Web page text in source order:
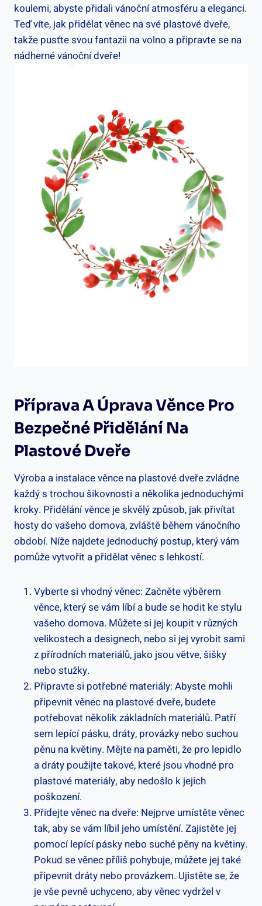
koulemi, abyste přidali vánoční atmosféru a eleganci.
Teď víte, jak přidělat věnec na své plastové dveře,
takže pusťte svou fantazii na volno a připravte se na
nádherné vánoční dveře!
Příprava A Úprava Věnce Pro
Bezpečné Přidělání Na
Plastové Dveře
Výroba a instalace věnce na plastové dveře zvládne
každý s trochou šikovnosti a několika jednoduchými
kroky. Přidělání věnce je skvělý způsob, jak přivítat
hosty do vašeho domova, zvláště během vánočního
období. Níže najdete jednoduchý postup, který vám
pomůže vytvořit a přidělat věnec s lehkostí.
Vyberte si vhodný věnec: Začněte výběrem
věnce, který se vám líbí a bude se hodit ke stylu
vašeho domova. Můžete si jej koupit v různých
velikostech a designech, nebo si jej vyrobit sami
z přírodních materiálů, jako jsou větve, šišky
nebo stužky.
Připravte si potřebné materiály: Abyste mohli
připevnit věnec na plastové dveře, budete
potřebovat několik základních materiálů. Patří
sem lepící pásku, dráty, provázky nebo suchou
pěnu na květiny. Mějte na paměti, že pro lepidlo
a dráty použijte takové, které jsou vhodné pro
plastové materiály, aby nedošlo k jejich
poškození.
Přidejte věnec na dveře: Nejprve umístěte věnec
tak, aby se vám líbil jeho umístění. Zajistěte jej
pomocí lepící pásky nebo suché pěny na květiny.
Pokud se věnec příliš pohybuje, můžete jej také
připevnit dráty nebo provázkem. Ujistěte se, že
je vše pevně uchyceno, aby věnec vydržel v